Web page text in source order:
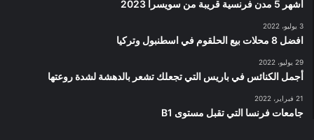
أشهر 5 مدن فرنسية قريبة من سويسرا 2023
3 يوليو، 2022
افضل 8 محلات بيع الحلقوم في اسطنبول وتركيا
29 يوليو، 2022
أجمل الكنائس في باريس التي تجعلك تشعر بالدهشة لشدة روعتها
21 فبراير، 2022
جامعات فرنسا التي تقبل مستوى B1